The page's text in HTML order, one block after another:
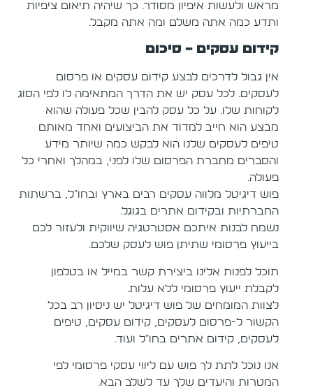
מראש ולעשות איפיון מסודר. כך שיהיה תיאום ציפיות
ותדע כמה אתה משלם ומה אתה מקבל.
קידום עסקים – סיכום
אין גבול לדרכים לבצע קידום עסקים או פרסום
לעסקים. לכל עסק יש את הדרך המתאימה לו לפי הסוג
לקוחות שלו. על כל עסק להבין שכל פעולה שהוא
מבצע הוא חייב למדוד את הביצועים ואחד מאותם
טיפים לעסקים שלנו הוא לבקש כמה שיותר מידע
והסברים מחברת הפרסום שלו לפני, במהלך ואחרי כל
פעולה.
פוש דיגיטל מלווה עסקים רבים בארץ ובחו"ל, ברשתות
החברתיות ובקידום אתרים בגוגל.
נשמח לבנות איתכם אסטרטגיה שיווקית ולעזור לכם
בייעוץ פרסומי שתיתן פוש לעסק שלכם.
תוכל לפנות אלינו ביצירת קשר במייל או בטלפון
לקבלת ייעוץ פרסומי ללא עלות.
לצוות המומחים של פוש דיגיטל יש ניסיון רב בכל
הקשור ל-פרסום לעסקים, קידום עסקים, טיפים
לעסקים, קידום אתרים בחו"ל ועוד.
אנו נוכל לתת לך פוש עם ליווי עסקי פרסומי לפי
המטרות והיעדים שלך עד לשלב הבא.